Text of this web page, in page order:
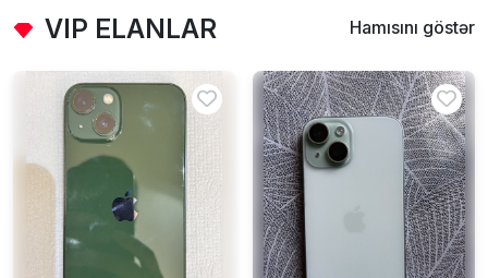
VIP ELANLAR Hamısını göstər